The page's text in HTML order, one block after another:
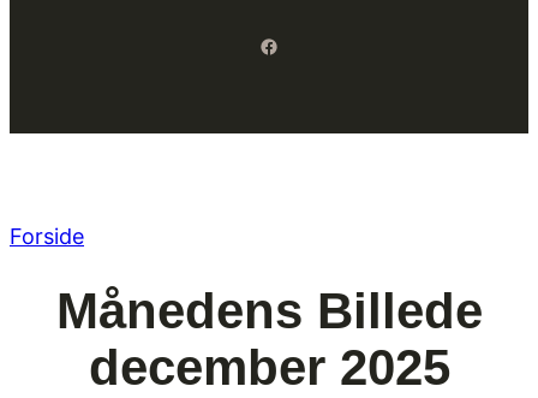
Facebook
Forside
Månedens Billede
december 2025